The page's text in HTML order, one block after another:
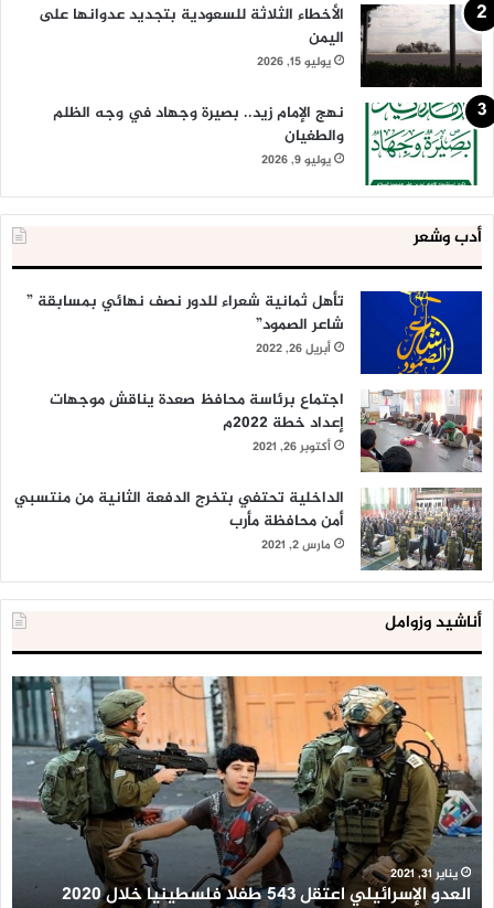
الأخطاء الثلاثة للسعودية بتجديد عدوانها على
اليمن
يوليو 15, 2026
نهج الإمام زيد.. بصيرة وجهاد في وجه الظلم
والطغيان
يوليو 9, 2026
أدب وشعر
تأهل ثمانية شعراء للدور نصف نهائي بمسابقة ”
شاعر الصمود”
أبريل 26, 2022
اجتماع برئاسة محافظ صعدة يناقش موجهات
إعداد خطة 2022م
أكتوبر 26, 2021
الداخلية تحتفي بتخرج الدفعة الثانية من منتسبي
أمن محافظة مأرب
مارس 2, 2021
أناشيد وزوامل
العدو
الإسرائيلي
اعتقل
543
طفلا
فلسطينيا
خلال
2020
يناير 31, 2021
العدو الإسرائيلي اعتقل 543 طفلا فلسطينيا خلال 2020